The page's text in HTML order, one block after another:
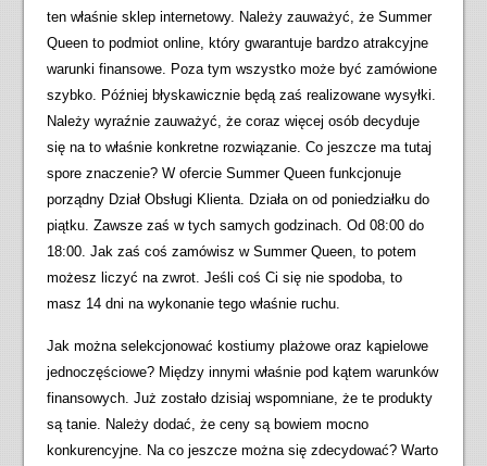
ten właśnie sklep internetowy. Należy zauważyć, że Summer
Queen to podmiot online, który gwarantuje bardzo atrakcyjne
warunki finansowe. Poza tym wszystko może być zamówione
szybko. Później błyskawicznie będą zaś realizowane wysyłki.
Należy wyraźnie zauważyć, że coraz więcej osób decyduje
się na to właśnie konkretne rozwiązanie. Co jeszcze ma tutaj
spore znaczenie? W ofercie Summer Queen funkcjonuje
porządny Dział Obsługi Klienta. Działa on od poniedziałku do
piątku. Zawsze zaś w tych samych godzinach. Od 08:00 do
18:00. Jak zaś coś zamówisz w Summer Queen, to potem
możesz liczyć na zwrot. Jeśli coś Ci się nie spodoba, to
masz 14 dni na wykonanie tego właśnie ruchu.
Jak można selekcjonować kostiumy plażowe oraz kąpielowe
jednoczęściowe? Między innymi właśnie pod kątem warunków
finansowych. Już zostało dzisiaj wspomniane, że te produkty
są tanie. Należy dodać, że ceny są bowiem mocno
konkurencyjne. Na co jeszcze można się zdecydować? Warto